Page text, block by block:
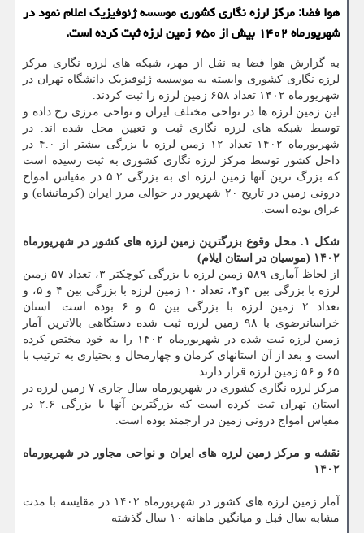
هوا فضا: مرکز لرزه نگاری کشوری موسسه ژئوفیزیک اعلام نمود در
شهریورماه ۱۴۰۲ بیش از ۶۵۰ زمین لرزه ثبت کرده است.
به گزارش هوا فضا به نقل از مهر، شبکه های لرزه نگاری مرکز
لرزه نگاری کشوری وابسته به موسسه ژئوفیزیک دانشگاه تهران در
شهریورماه ۱۴۰۲ تعداد ۶۵۸ زمین لرزه را ثبت کردند.
این زمین لرزه ها در نواحی مختلف ایران و نواحی مرزی رخ داده و
توسط شبکه های لرزه نگاری ثبت و تعیین محل شده اند. در
شهریورماه ۱۴۰۲ تعداد ۱۲ زمین لرزه با بزرگی بیشتر از ۴.۰ در
داخل کشور توسط مرکز لرزه نگاری کشوری به ثبت رسیده است
که بزرگ ترین آنها زمین لرزه ای به بزرگی ۵.۲ در مقیاس امواج
درونی زمین در تاریخ ۲۰ شهریور در حوالی مرز ایران (کرمانشاه) و
عراق بوده است.
شکل ۱. محل وقوع بزرگترین زمین لرزه های کشور در شهریورماه
۱۴۰۲ (موسیان در استان ایلام)
از لحاظ آماری ۵۸۹ زمین لرزه با بزرگی کوچکتر ۳، تعداد ۵۷ زمین
لرزه با بزرگی بین ۳و۴، تعداد ۱۰ زمین لرزه با بزرگی بین ۴ و ۵، و
تعداد ۲ زمین لرزه با بزرگی بین ۵ و ۶ بوده است. استان
خراسانرضوی با ۹۸ زمین لرزه ثبت شده دستگاهی بالاترین آمار
زمین لرزه ثبت شده در شهریورماه ۱۴۰۲ را به خود مختص کرده
است و بعد از آن استانهای کرمان و چهارمحال و بختیاری به ترتیب با
۶۵ و ۵۶ زمین لرزه قرار دارند.
مرکز لرزه نگاری کشوری در شهریورماه سال جاری ۷ زمین لرزه در
استان تهران ثبت کرده است که بزرگترین آنها با بزرگی ۲.۶ در
مقیاس امواج درونی زمین در ارجمند بوده است.
نقشه و مرکز زمین لرزه های ایران و نواحی مجاور در شهریورماه
۱۴۰۲
آمار زمین لرزه های کشور در شهریورماه ۱۴۰۲ در مقایسه با مدت
مشابه سال قبل و میانگین ماهانه ۱۰ سال گذشته